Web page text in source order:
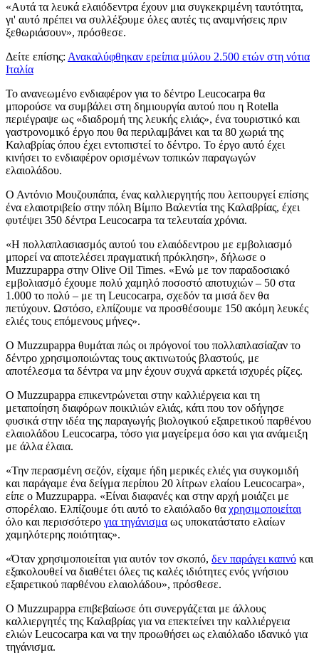
«Αυτά τα λευκά ελαιόδεντρα έχουν μια συγκεκριμένη ταυτότητα,
γι' αυτό πρέπει να συλλέξουμε όλες αυτές τις αναμνήσεις πριν
ξεθωριάσουν», πρόσθεσε.
Δείτε επίσης: Ανακαλύφθηκαν ερείπια μύλου 2.500 ετών στη νότια
Ιταλία
Το ανανεωμένο ενδιαφέρον για το δέντρο Leucocarpa θα
μπορούσε να συμβάλει στη δημιουργία αυτού που η Rotella
περιέγραψε ως «διαδρομή της λευκής ελιάς», ένα τουριστικό και
γαστρονομικό έργο που θα περιλαμβάνει και τα 80 χωριά της
Καλαβρίας όπου έχει εντοπιστεί το δέντρο. Το έργο αυτό έχει
κινήσει το ενδιαφέρον ορισμένων τοπικών παραγωγών
ελαιολάδου.
Ο Αντόνιο Μουζουπάπα, ένας καλλιεργητής που λειτουργεί επίσης
ένα ελαιοτριβείο στην πόλη Βίμπο Βαλεντία της Καλαβρίας, έχει
φυτέψει 350 δέντρα Leucocarpa τα τελευταία χρόνια.
«Η πολλαπλασιασμός αυτού του ελαιόδεντρου με εμβολιασμό
μπορεί να αποτελέσει πραγματική πρόκληση», δήλωσε ο
Muzzupappa στην Olive Oil Times. «Ενώ με τον παραδοσιακό
εμβολιασμό έχουμε πολύ χαμηλό ποσοστό αποτυχιών – 50 στα
1.000 το πολύ – με τη Leucocarpa, σχεδόν τα μισά δεν θα
πετύχουν. Ωστόσο, ελπίζουμε να προσθέσουμε 150 ακόμη λευκές
ελιές τους επόμενους μήνες».
Ο Muzzupappa θυμάται πώς οι πρόγονοί του πολλαπλασίαζαν το
δέντρο χρησιμοποιώντας τους ακτινωτούς βλαστούς, με
αποτέλεσμα τα δέντρα να μην έχουν συχνά αρκετά ισχυρές ρίζες.
Ο Muzzupappa επικεντρώνεται στην καλλιέργεια και τη
μεταποίηση διαφόρων ποικιλιών ελιάς, κάτι που τον οδήγησε
φυσικά στην ιδέα της παραγωγής βιολογικού εξαιρετικού παρθένου
ελαιολάδου Leucocarpa, τόσο για μαγείρεμα όσο και για ανάμειξη
με άλλα έλαια.
«Την περασμένη σεζόν, είχαμε ήδη μερικές ελιές για συγκομιδή
και παράγαμε ένα δείγμα περίπου 20 λίτρων ελαίου Leucocarpa»,
είπε ο Muzzupappa. «Είναι διαφανές και στην αρχή μοιάζει με
σπορέλαιο. Ελπίζουμε ότι αυτό το ελαιόλαδο θα χρησιμοποιείται
όλο και περισσότερο για τηγάνισμα ως υποκατάστατο ελαίων
χαμηλότερης ποιότητας».
«Όταν χρησιμοποιείται για αυτόν τον σκοπό, δεν παράγει καπνό και
εξακολουθεί να διαθέτει όλες τις καλές ιδιότητες ενός γνήσιου
εξαιρετικού παρθένου ελαιολάδου», πρόσθεσε.
Ο Muzzupappa επιβεβαίωσε ότι συνεργάζεται με άλλους
καλλιεργητές της Καλαβρίας για να επεκτείνει την καλλιέργεια
ελιών Leucocarpa και να την προωθήσει ως ελαιόλαδο ιδανικό για
τηγάνισμα.